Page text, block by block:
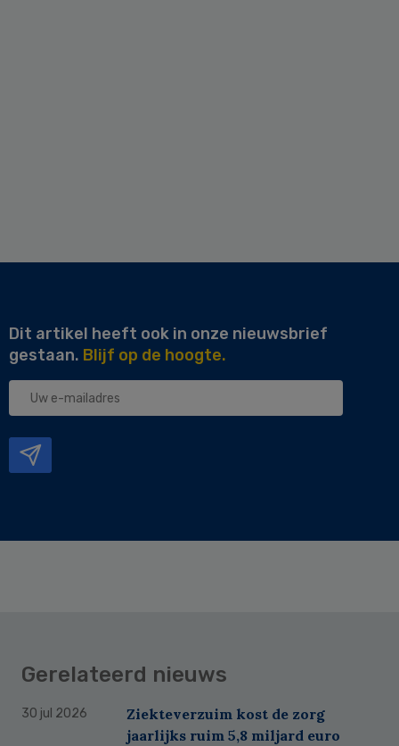
Dit artikel heeft ook in onze nieuwsbrief
gestaan. Blijf op de hoogte.
Uw
Gerelateerd nieuws
30 jul 2026
Ziekteverzuim kost de zorg
jaarlijks ruim 5,8 miljard euro